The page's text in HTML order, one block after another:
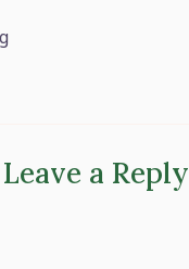
Leave a Reply